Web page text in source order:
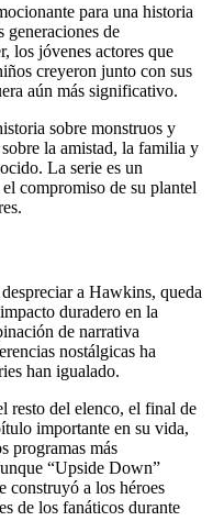
para una historia
generaciones de
los jóvenes actores que
creyeron junto con sus
aún más significativo.
sobre monstruos y
la amistad, la familia y
La serie es un
compromiso de su plantel
a Hawkins, queda
duradero en la
de narrativa
nostálgicas ha
han igualado.
resto del elenco, el final de
importante en su vida,
programas más
“Upside Down”
construyó a los héroes
de los fanáticos durante